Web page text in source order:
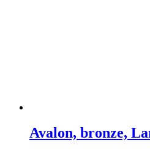
Avalon, bronze,